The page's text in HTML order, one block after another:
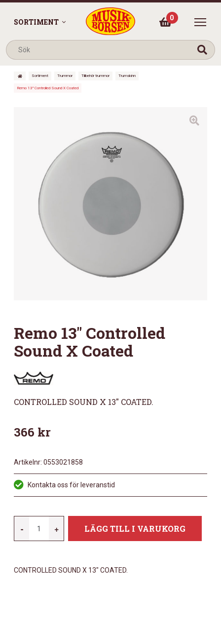
SORTIMENT 0
Sortiment Trummor Tillbehör trummor Trumskinn
Remo 13″ Controlled Sound X Coated
Remo 13″ Controlled
Sound X Coated
CONTROLLED SOUND X 13″ COATED.
366 kr
Artikelnr: 0553021858
Kontakta oss för leveranstid
-
13"
X
+ LÄGG TILL I VARUKORG
CONTROLLED SOUND X 13″ COATED.